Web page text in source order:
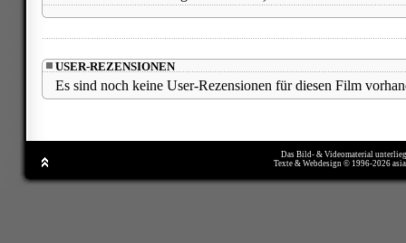
USER-REZENSIONEN
Es sind noch keine User-Rezensionen für diesen Film
Das Bild- & Videomaterial
Texte & Webdesign © 1996-2026